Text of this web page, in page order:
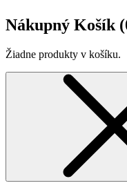
Nákupný Košík (
Žiadne produkty v košíku.